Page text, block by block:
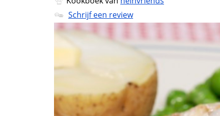
Schrijf een review